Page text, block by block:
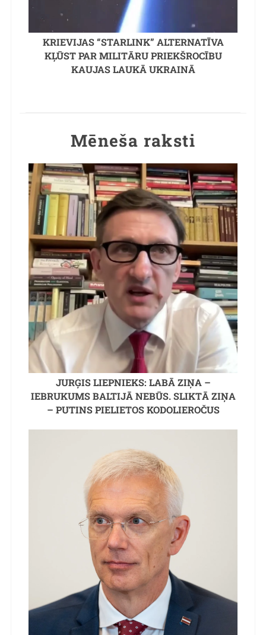
KRIEVIJAS “STARLINK” ALTERNATĪVA
KĻŪST PAR MILITĀRU PRIEKŠROCĪBU
KAUJAS LAUKĀ UKRAINĀ
Mēneša raksti
JURĢIS LIEPNIEKS: LABĀ ZIŅA –
IEBRUKUMS BALTIJĀ NEBŪS. SLIKTĀ ZIŅA
– PUTINS PIELIETOS KODOLIEROČUS